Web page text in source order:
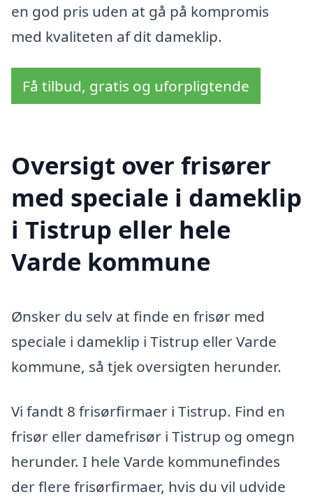
en god pris uden at gå på kompromis
med kvaliteten af dit dameklip.
Få tilbud, gratis og uforpligtende
Oversigt over frisører
med speciale i dameklip
i Tistrup eller hele
Varde kommune
Ønsker du selv at finde en frisør med
speciale i dameklip i Tistrup eller Varde
kommune, så tjek oversigten herunder.
Vi fandt 8 frisørfirmaer i Tistrup. Find en
frisør eller damefrisør i Tistrup og omegn
herunder. I hele Varde kommunefindes
der flere frisørfirmaer, hvis du vil udvide